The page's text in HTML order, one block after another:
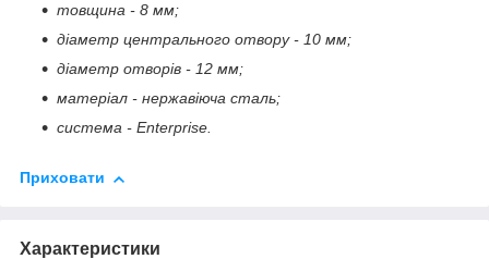
товщина - 8 мм;
діаметр центрального отвору - 10 мм;
діаметр отворів - 12 мм;
матеріал - нержавіюча сталь;
система - Enterprise.
Приховати
Характеристики